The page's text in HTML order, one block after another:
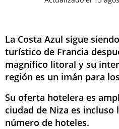
La Costa Azul sigue
turístico de Francia
magnífico litoral y su
región es un imán para
Su oferta hotelera es
ciudad de Niza es incluso
número de hoteles.